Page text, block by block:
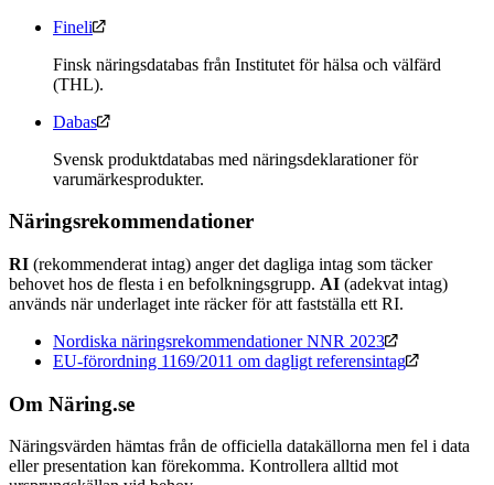
Fineli
Finsk näringsdatabas från Institutet för hälsa och välfärd
(THL).
Dabas
Svensk produktdatabas med näringsdeklarationer för
varumärkesprodukter.
Näringsrekommendationer
RI (rekommenderat intag) anger det dagliga intag som täcker
behovet hos de flesta i en befolkningsgrupp. AI (adekvat intag)
används när underlaget inte räcker för att fastställa ett RI.
Nordiska näringsrekommendationer NNR 2023
EU-förordning 1169/2011 om dagligt referensintag
Om Näring.se
Näringsvärden hämtas från de officiella datakällorna men fel i data
eller presentation kan förekomma. Kontrollera alltid mot